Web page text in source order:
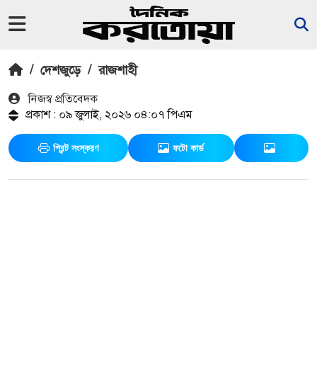
/ দেশজুড়ে / রাজশাহী
নিজস্ব প্রতিবেদক
প্রকাশ : ০৯ জুলাই, ২০২৬ ০৪:০৭ পিএম
প্রিন্ট সংস্করণ ফটো কার্ড